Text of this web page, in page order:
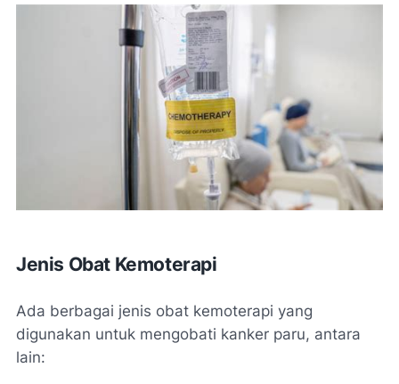
Jenis Obat Kemoterapi
Ada berbagai jenis obat kemoterapi yang
digunakan untuk mengobati kanker paru, antara
lain: